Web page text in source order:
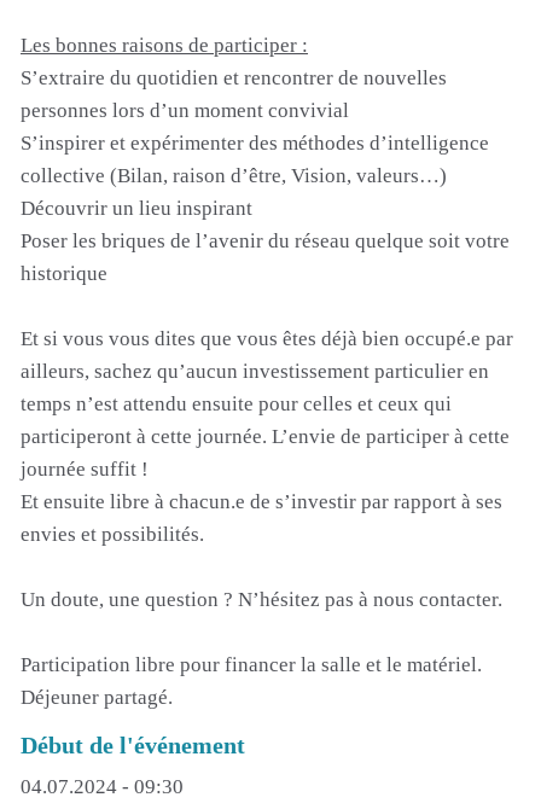
Les bonnes raisons de participer :
S’extraire du quotidien et rencontrer de nouvelles
personnes lors d’un moment convivial
S’inspirer et expérimenter des méthodes d’intelligence
collective (Bilan, raison d’être, Vision, valeurs…)
Découvrir un lieu inspirant
Poser les briques de l’avenir du réseau quelque soit votre
historique
Et si vous vous dites que vous êtes déjà bien occupé.e par
ailleurs, sachez qu’aucun investissement particulier en
temps n’est attendu ensuite pour celles et ceux qui
participeront à cette journée. L’envie de participer à cette
journée suffit !
Et ensuite libre à chacun.e de s’investir par rapport à ses
envies et possibilités.
Un doute, une question ? N’hésitez pas à nous contacter.
Participation libre pour financer la salle et le matériel.
Déjeuner partagé.
Début de l'événement
04.07.2024 - 09:30